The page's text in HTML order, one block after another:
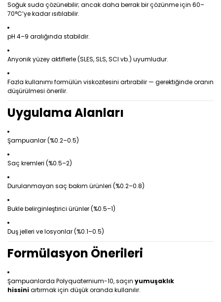
Soğuk suda çözünebilir; ancak daha berrak bir çözünme için 60–
70°C’ye kadar ısıtılabilir.
pH 4–9 aralığında stabildir.
Anyonik yüzey aktiflerle (SLES, SLS, SCI vb.) uyumludur.
Fazla kullanımı formülün viskozitesini artırabilir — gerektiğinde oranın
düşürülmesi önerilir.
Uygulama Alanları
Şampuanlar (%0.2–0.5)
Saç kremleri (%0.5–2)
Durulanmayan saç bakım ürünleri (%0.2–0.8)
Bukle belirginleştirici ürünler (%0.5–1)
Duş jelleri ve losyonlar (%0.1–0.5)
Formülasyon Önerileri
Şampuanlarda Polyquaternium-10, saçın yumuşaklık
hissiniartırmak için düşük oranda kullanılır.